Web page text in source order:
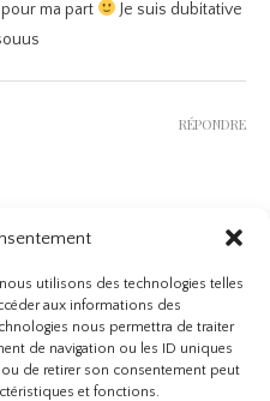
utilisons des technologies telles
aux informations des
nous permettra de traiter
de navigation ou les ID uniques
de retirer son consentement peut
et fonctions.
pour ma part
Je suis dubitative
me rassure
RÉPONDRE
RÉPONDRE